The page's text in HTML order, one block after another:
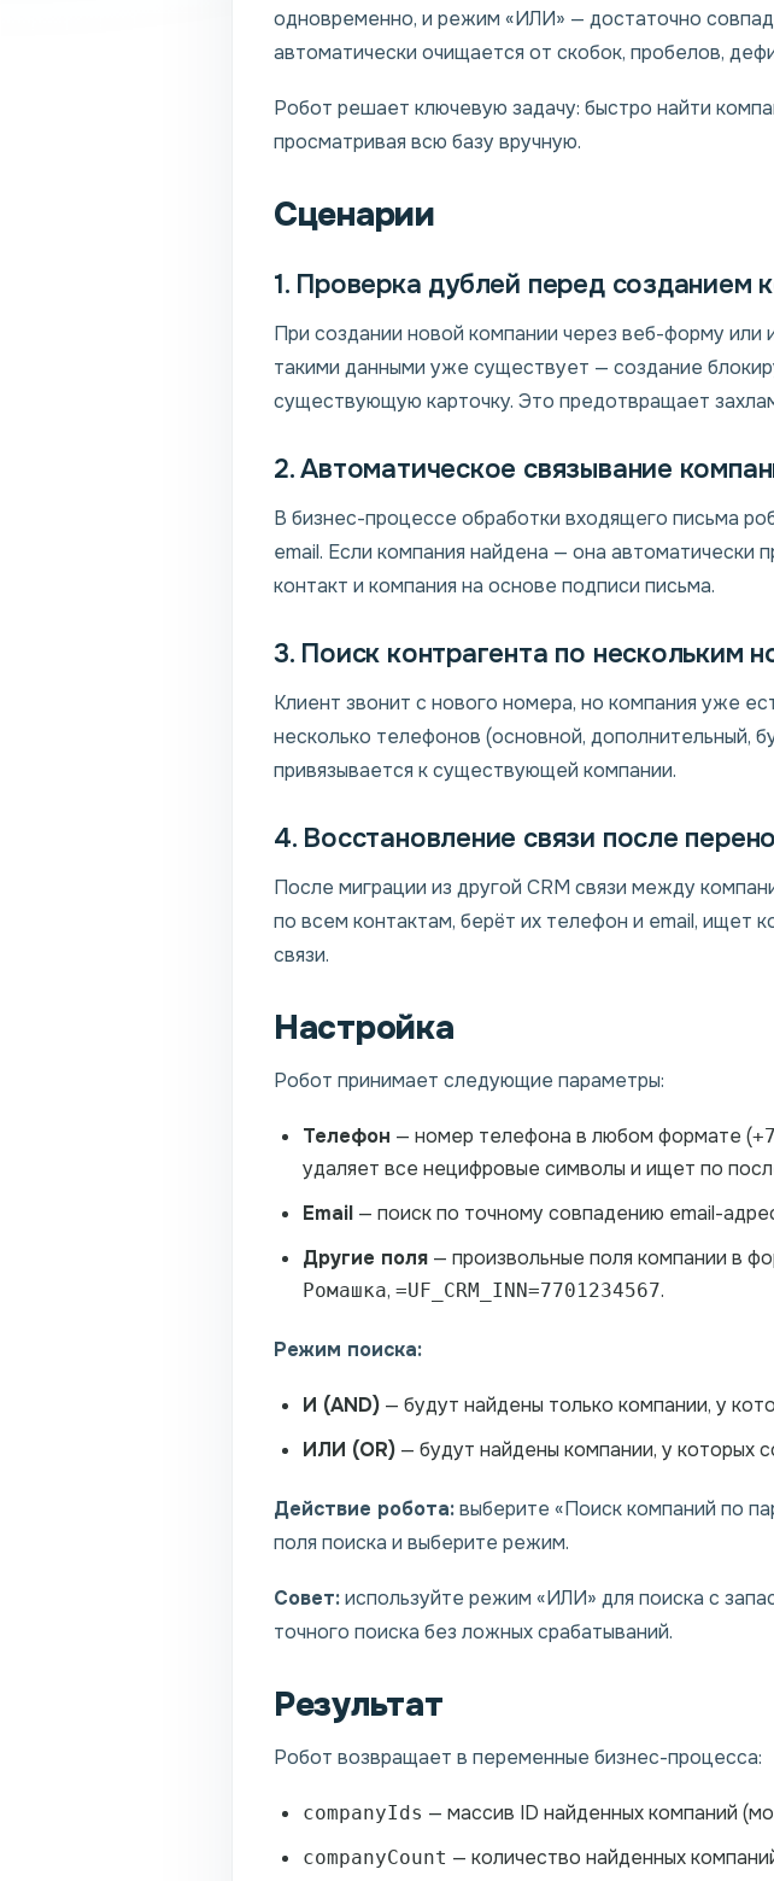
одновременно, и режим «ИЛИ» — достаточно
автоматически очищается от скобок, пробелов,
Робот решает ключевую задачу: быстро найти
просматривая всю базу вручную.
Сценарии
1. Проверка дублей перед созданием
При создании новой компании через веб-форму или
такими данными уже существует — создание
существующую карточку. Это предотвращает
2. Автоматическое связывание
В бизнес-процессе обработки входящего письма
email. Если компания найдена — она автоматически
контакт и компания на основе подписи письма.
3. Поиск контрагента по нескольким
Клиент звонит с нового номера, но компания уже
несколько телефонов (основной, дополнительный,
привязывается к существующей компании.
4. Восстановление связи после
После миграции из другой CRM связи между
по всем контактам, берёт их телефон и email, ищет
связи.
Настройка
Робот принимает следующие параметры:
Телефон — номер телефона в любом формате (
удаляет все нецифровые символы и ищет по
Email — поиск по точному совпадению email-
Другие поля — произвольные поля компании в
Ромашка, =UF_CRM_INN=7701234567.
Режим поиска:
И (AND) — будут найдены только компании, у
ИЛИ (OR) — будут найдены компании, у
Действие робота:выберите «Поиск компаний по
поля поиска и выберите режим.
Совет:используйте режим «ИЛИ» для поиска с
точного поиска без ложных срабатываний.
Результат
Робот возвращает в переменные бизнес-процесса:
companyIds — массив ID найденных компаний
companyCount — количество найденных